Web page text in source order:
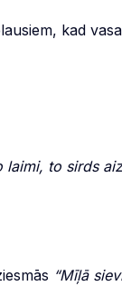
kad
to sirds
“Mīļā